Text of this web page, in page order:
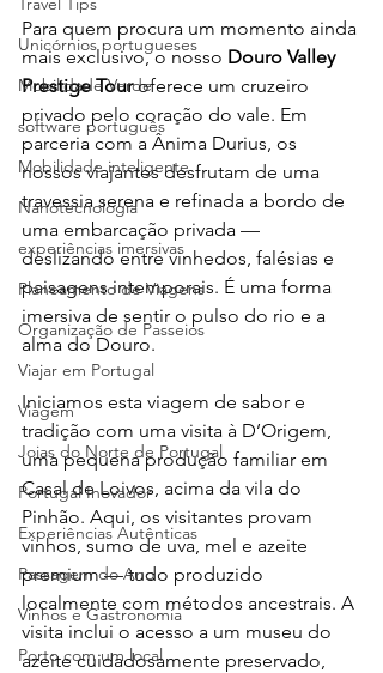
Unicórnios portugueses
Mobilidade Verde
software português
Mobilidade inteligente
Nanotecnologia
experiências imersivas
Planeamento de Viagens
Organização de Passeios
Viajar em Portugal
Viagem
Joias do Norte de Portugal
Portugal Inovador
Experiências Autênticas
Passagem do Ano
Vinhos e Gastronomia
Porto com um local
Para quem procura um momento ainda
mais exclusivo, o nosso Douro Valley
Prestige Tour oferece um cruzeiro
privado pelo coração do vale. Em
parceria com a Ânima Durius, os
nossos viajantes desfrutam de uma
travessia serena e refinada a bordo de
uma embarcação privada —
deslizando entre vinhedos, falésias e
paisagens intemporais. É uma forma
imersiva de sentir o pulso do rio e a
alma do Douro.
Iniciamos esta viagem de sabor e
tradição com uma visita à D’Origem,
uma pequena produção familiar em
Casal de Loivos, acima da vila do
Pinhão. Aqui, os visitantes provam
vinhos, sumo de uva, mel e azeite
premium — tudo produzido
localmente com métodos ancestrais. A
visita inclui o acesso a um museu do
azeite cuidadosamente preservado,